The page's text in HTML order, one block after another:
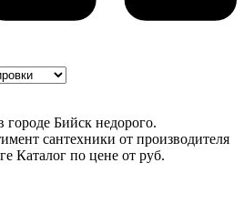
городе Бийск недорого.
сантехники от производителя
Каталог по цене от руб.